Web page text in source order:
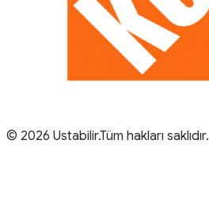
© 2026 Ustabilir.Tüm hakları saklıdır.